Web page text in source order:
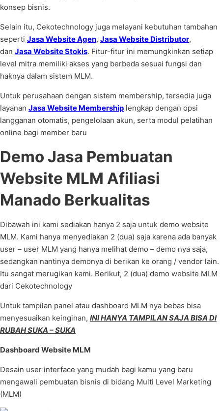
konsep bisnis.
Selain itu, Cekotechnology juga melayani kebutuhan tambahan
seperti Jasa Website Agen, Jasa Website Distributor,
dan Jasa Website Stokis. Fitur-fitur ini memungkinkan setiap
level mitra memiliki akses yang berbeda sesuai fungsi dan
haknya dalam sistem MLM.
Untuk perusahaan dengan sistem membership, tersedia juga
layanan Jasa Website Membership lengkap dengan opsi
langganan otomatis, pengelolaan akun, serta modul pelatihan
online bagi member baru
Demo Jasa Pembuatan
Website MLM Afiliasi
Manado Berkualitas
Dibawah ini kami sediakan hanya 2 saja untuk demo website
MLM. Kami hanya menyediakan 2 (dua) saja karena ada banyak
user – user MLM yang hanya melihat demo – demo nya saja,
sedangkan nantinya demonya di berikan ke orang / vendor lain.
Itu sangat merugikan kami. Berikut, 2 (dua) demo website MLM
dari Cekotechnology
Untuk tampilan panel atau dashboard MLM nya bebas bisa
menyesuaikan keinginan, INI HANYA TAMPILAN SAJA BISA DI
RUBAH SUKA – SUKA
Dashboard Website MLM
Desain user interface yang mudah bagi kamu yang baru
mengawali pembuatan bisnis di bidang Multi Level Marketing
(MLM)